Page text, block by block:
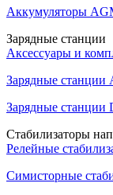
Аккумуляторы
Зарядные станции
Аксессуары и
Зарядные станции
Зарядные станции
Стабилизаторы
Релейные
Симисторные